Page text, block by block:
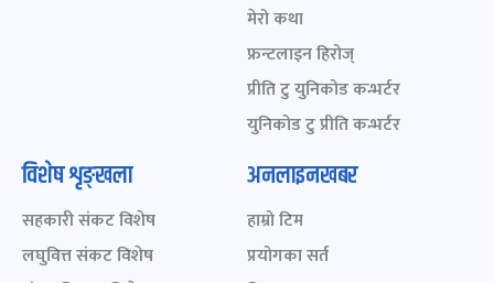
मेरो कथा
फ्रन्टलाइन हिरोज्
प्रीति टु युनिकोड कन्भर्टर
युनिकोड टु प्रीति कन्भर्टर
विशेष शृङ्खला
सहकारी संकट विशेष
लघुवित्त संकट विशेष
अनलाइनखबर
हाम्रो टिम
प्रयोगका सर्त